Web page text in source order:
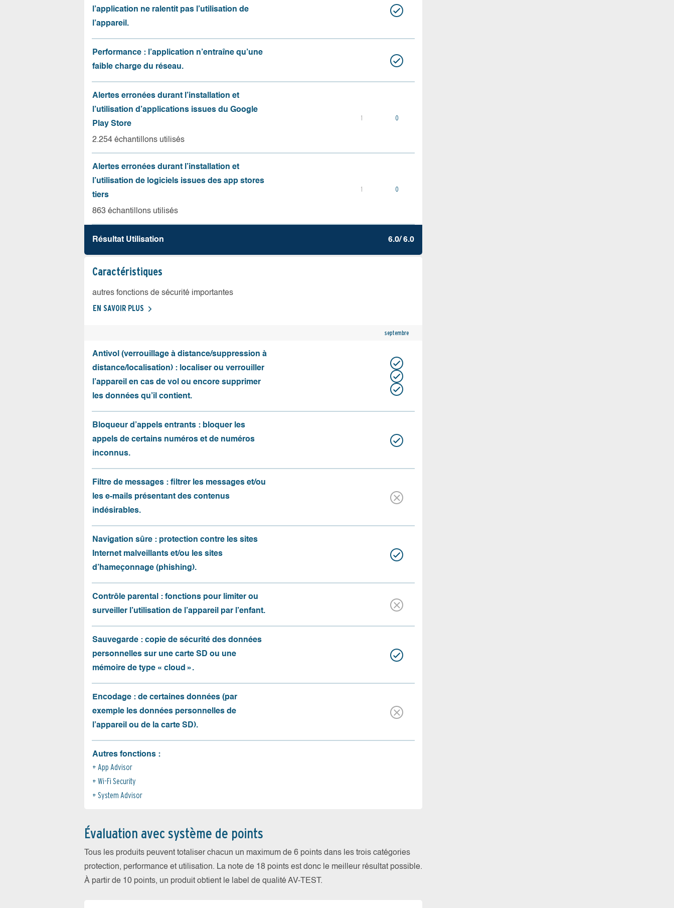
l’application ne ralentit pas l’utilisation de
l’appareil.
Performance : l’application n’entraîne qu’une
faible charge du réseau.
Alertes erronées durant l’installation et
l’utilisation d’applications issues du Google
Play Store
2.254 échantillons utilisés
1 0
Alertes erronées durant l’installation et
l’utilisation de logiciels issues des app stores
tiers
863 échantillons utilisés
1 0
Résultat Utilisation 6.0/ 6.0
Caractéristiques
autres fonctions de sécurité importantes
EN SAVOIR PLUS
septembre
Antivol (verrouillage à distance/suppression à
distance/localisation) : localiser ou verrouiller
l’appareil en cas de vol ou encore supprimer
les données qu’il contient.
Bloqueur d’appels entrants : bloquer les
appels de certains numéros et de numéros
inconnus.
Filtre de messages : filtrer les messages et/ou
les e-mails présentant des contenus
indésirables.
Navigation sûre : protection contre les sites
Internet malveillants et/ou les sites
d’hameçonnage (phishing).
Contrôle parental : fonctions pour limiter ou
surveiller l’utilisation de l’appareil par l’enfant.
Sauvegarde : copie de sécurité des données
personnelles sur une carte SD ou une
mémoire de type « cloud ».
Encodage : de certaines données (par
exemple les données personnelles de
l’appareil ou de la carte SD).
Autres fonctions :
App Advisor
Wi-Fi Security
System Advisor
Évaluation avec système de points
Tous les produits peuvent totaliser chacun un maximum de 6 points dans les trois catégories
protection, performance et utilisation. La note de 18 points est donc le meilleur résultat possible.
À partir de 10 points, un produit obtient le label de qualité AV-TEST.